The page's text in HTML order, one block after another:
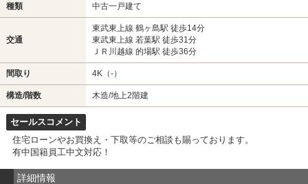
種類 中古一戸建て
交通
東武東上線 鶴ヶ島駅 徒歩14分
東武東上線 若葉駅 徒歩31分
ＪＲ川越線 的場駅 徒歩36分
間取り 4K（-）
構造/階数 木造/地上2階建
セールスコメント
住宅ローンやお買換え・下取等のご相談も賜っております。
有中国籍員工中文対応！
詳細情報